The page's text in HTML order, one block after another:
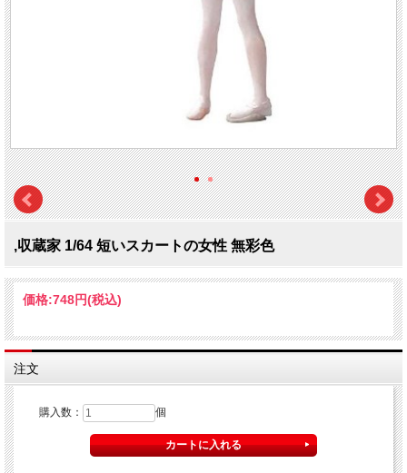
,収蔵家 1/64 短いスカートの女性 無彩色
価格:748円(税込)
注文
購入数： 個